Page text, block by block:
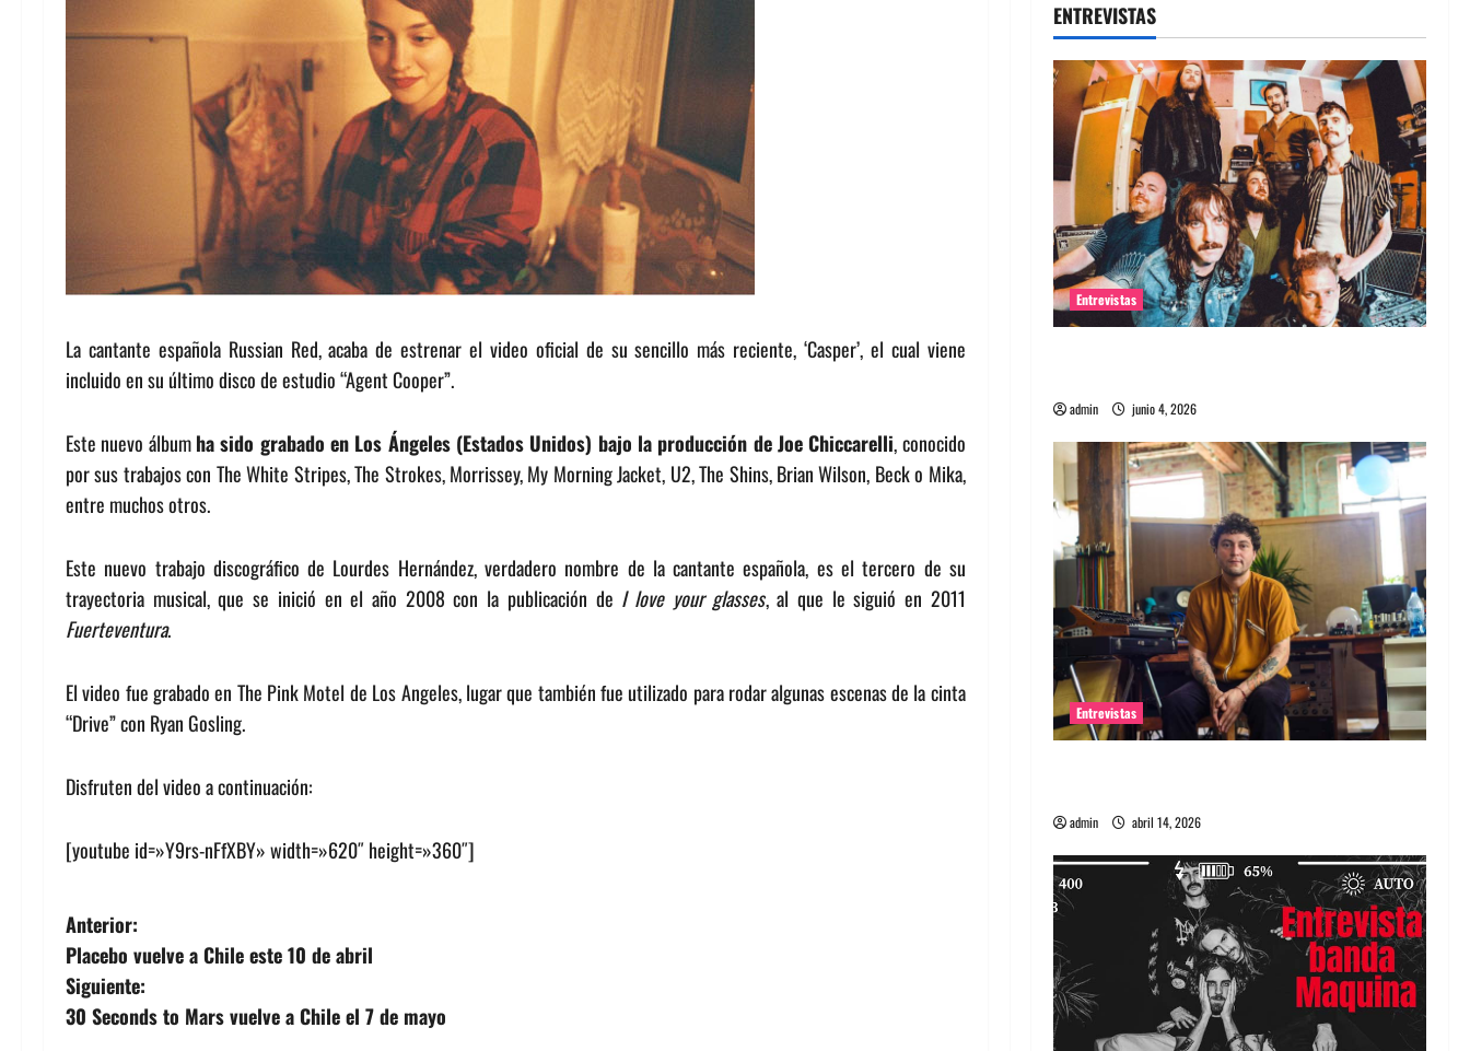
La cantante española Russian Red, acaba de estrenar el video oficial de su sencillo más reciente, ‘Casper’, el cual viene
incluido en su último disco de estudio “Agent Cooper”.
Este nuevo álbumha sido grabado en Los Ángeles (Estados Unidos) bajo la producción de Joe Chiccarelli, conocido
por sus trabajos con The White Stripes, The Strokes, Morrissey, My Morning Jacket, U2, The Shins, Brian Wilson, Beck o Mika,
entre muchos otros.
Este nuevo trabajo discográfico de Lourdes Hernández, verdadero nombre de la cantante española, es el tercero de su
trayectoria musical, que se inició en el año 2008 con la publicación de I love your glasses, al que le siguió en 2011
Fuerteventura.
El video fue grabado en The Pink Motel de Los Angeles, lugar que también fue utilizado para rodar algunas escenas de la cinta
“Drive” con Ryan Gosling.
Disfruten del video a continuación:
[youtube id=»Y9rs-nFfXBY» width=»620″ height=»360″]
N
a
v
Anterior:
Placebo vuelve a Chile este 10 de abril
Siguiente:
30 Seconds to Mars vuelve a Chile el 7 de mayo
ENTREVISTAS
Entrevistas
admin junio 4, 2026
Entrevistas
admin abril 14, 2026